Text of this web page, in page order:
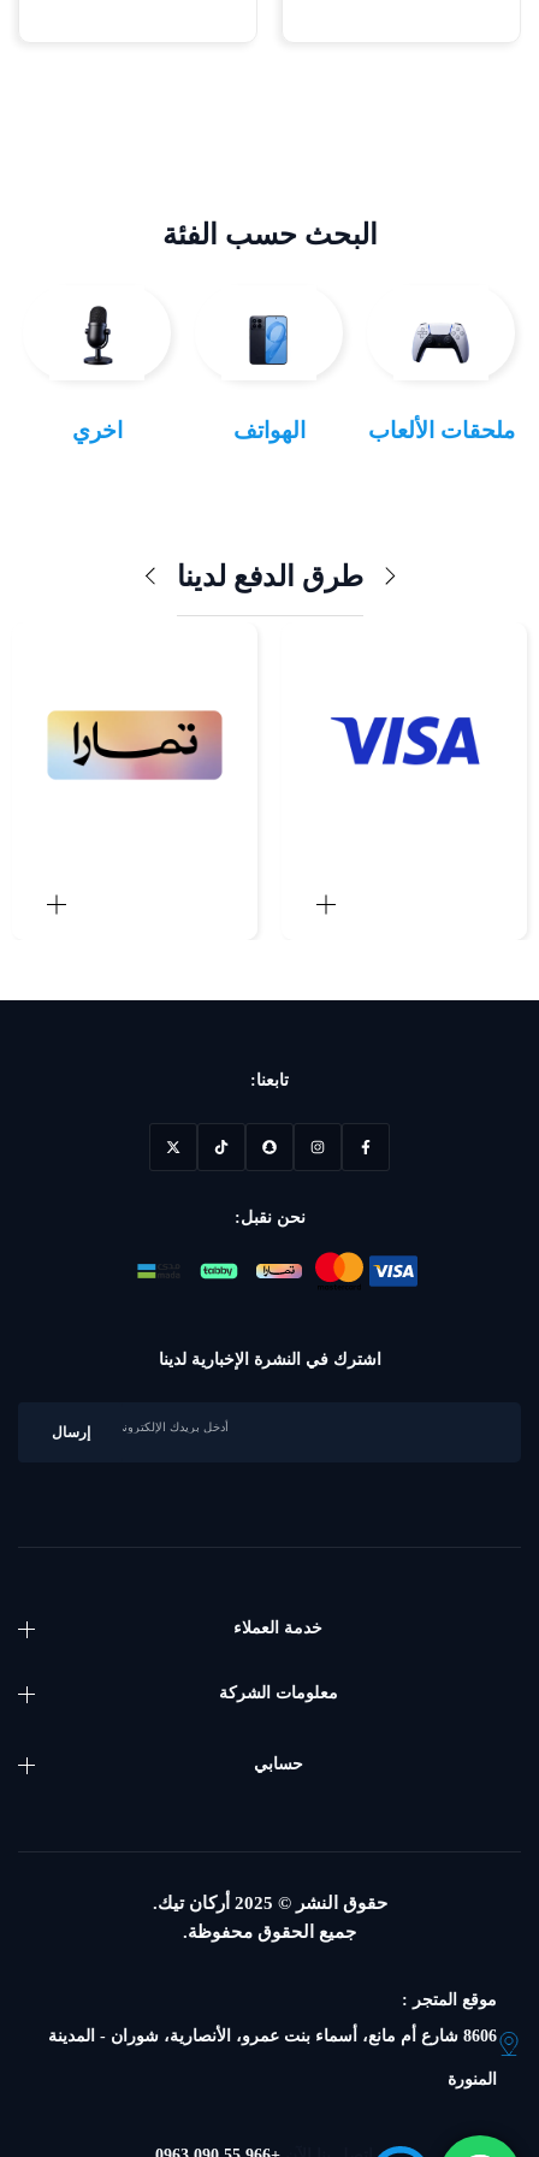
البحث حسب الفئة
ملحقات الألعاب الهواتف اخري
طرق الدفع لدينا
تابعنا:
نحن نقبل:
اشترك في النشرة الإخبارية لدينا
خدمة العملاء
معلومات الشركة
حسابي
حقوق النشر © 2025
أركان تيك.
جميع الحقوق محفوظة.
موقع المتجر :
8606 شارع أم مانع، أسماء بنت عمرو، الأنصارية، شوران - المدينة
المنورة